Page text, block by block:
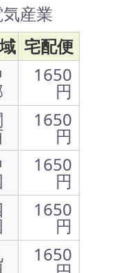
産業
宅配便
1650
円
1650
円
1650
円
1650
円
1650